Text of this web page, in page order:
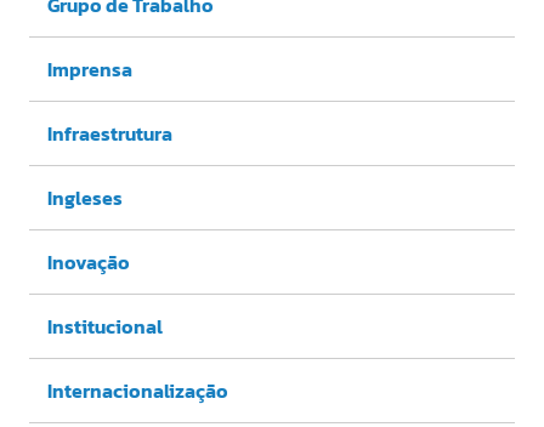
Imprensa
Infraestrutura
Ingleses
Inovação
Institucional
Internacionalização